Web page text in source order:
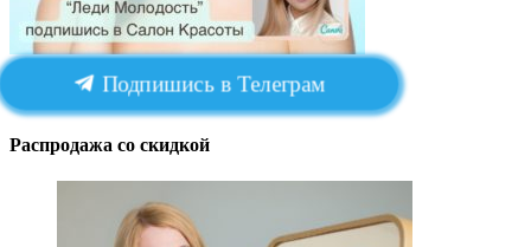
Подпишись в Телеграм
Распродажа со скидкой